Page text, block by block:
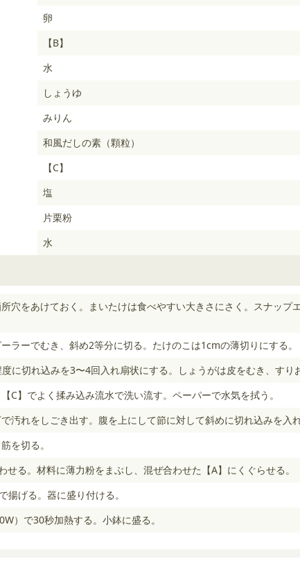
卵
【B】
水
しょうゆ
みりん
和風だしの素（顆粒）
【C】
塩
片栗粉
水
穴をあけておく。まいたけは食べやすい大きさにさく。スナップ
ラーでむき、斜め2等分に切る。たけのこは1cmの薄切りにする。
に切れ込みを3〜4回入れ扇状にする。しょうがは皮をむき、すり
C】でよく揉み込み流水で洗い流す。ペーパーで水気を拭う。
汚れをしごき出す。腹を上にして節に対して斜めに切れ込みを入れ
を切る。
る。材料に薄力粉をまぶし、混ぜ合わせた【A】にくぐらせる。
げる。器に盛り付ける。
）で30秒加熱する。小鉢に盛る。